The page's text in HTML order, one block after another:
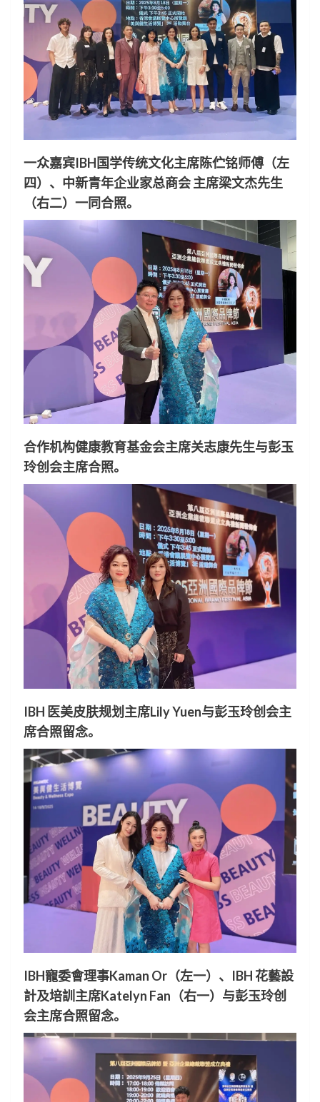
一众嘉宾IBH国学传统文化主席陈伫铭师傅（左
四）、中新青年企业家总商会 主席梁文杰先生
（右二）一同合照。
合作机构健康教育基金会主席关志康先生与彭玉
玲创会主席合照。
IBH 医美皮肤规划主席Lily Yuen与彭玉玲创会主
席合照留念。
IBH寵委會理事Kaman Or（左一）、IBH 花藝設
計及培訓主席Katelyn Fan（右一）与彭玉玲创
会主席合照留念。